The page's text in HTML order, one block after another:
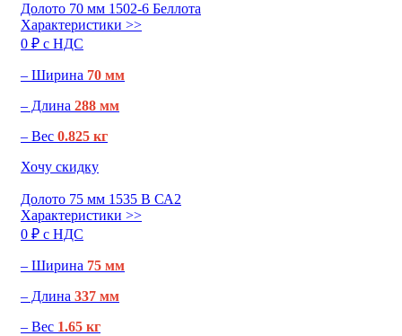
Долото 70 мм 1502-6 Беллота
Характеристики >>
0 ₽ c НДС
– Ширина 70 мм
– Длина 288 мм
– Вес 0.825 кг
Хочу скидку
Долото 75 мм 1535 В СА2
Характеристики >>
0 ₽ c НДС
– Ширина 75 мм
– Длина 337 мм
– Вес 1.65 кг